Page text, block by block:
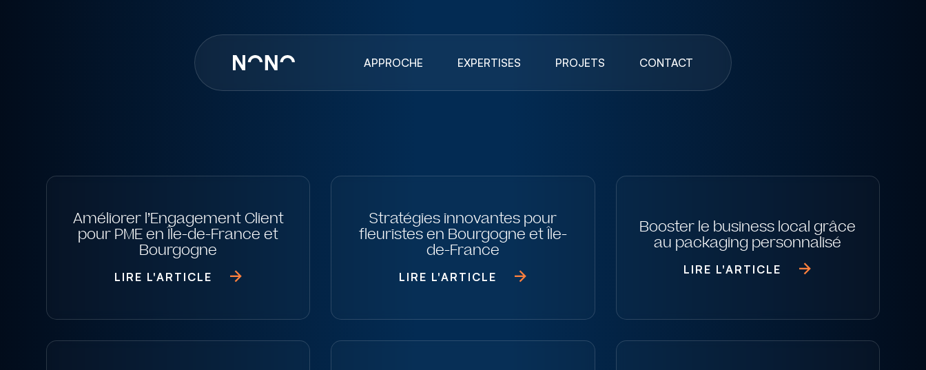
APPROCHE EXPERTISES PROJETS CONTACT
Améliorer l’Engagement Client
pour PME en Île-de-France et
Bourgogne
LIRE L'ARTICLE
Stratégies innovantes pour
fleuristes en Bourgogne et Île-
de-France
LIRE L'ARTICLE
Booster le business local grâce
au packaging personnalisé
LIRE L'ARTICLE